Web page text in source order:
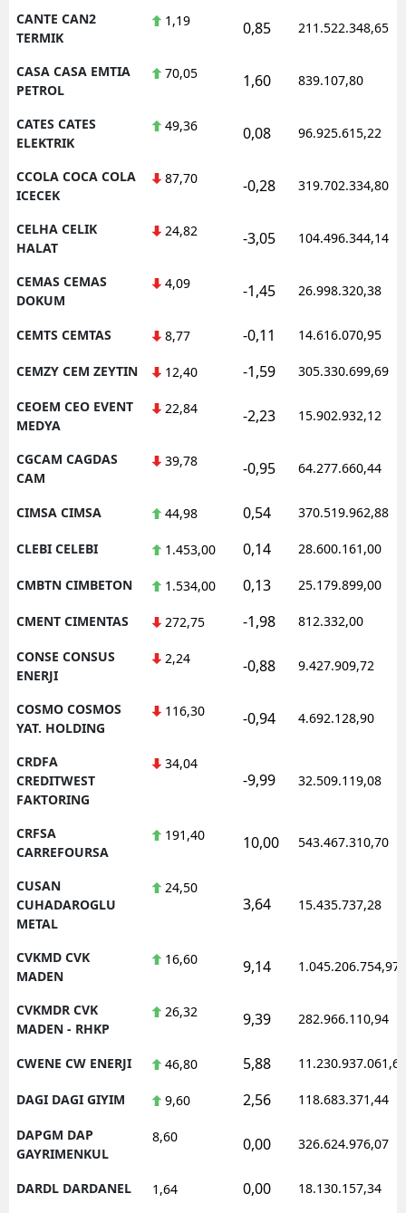
CANTE CAN2
TERMIK
1,19 0,85 211.522.348,65
CASA CASA EMTIA
PETROL
70,05 1,60 839.107,80
CATES CATES
ELEKTRIK
49,36 0,08 96.925.615,22
CCOLA COCA COLA
ICECEK
87,70 -0,28 319.702.334,80
CELHA CELIK
HALAT
24,82 -3,05 104.496.344,14
CEMAS CEMAS
DOKUM
4,09 -1,45 26.998.320,38
CEMTS CEMTAS 8,77 -0,11 14.616.070,95
CEMZY CEM ZEYTIN 12,40 -1,59 305.330.699,69
CEOEM CEO EVENT
MEDYA
22,84 -2,23 15.902.932,12
CGCAM CAGDAS
CAM
39,78 -0,95 64.277.660,44
CIMSA CIMSA 44,98 0,54 370.519.962,88
CLEBI CELEBI 1.453,00 0,14 28.600.161,00
CMBTN CIMBETON 1.534,00 0,13 25.179.899,00
CMENT CIMENTAS 272,75 -1,98 812.332,00
CONSE CONSUS
ENERJI
2,24 -0,88 9.427.909,72
COSMO COSMOS
YAT. HOLDING
116,30 -0,94 4.692.128,90
CRDFA
CREDITWEST
FAKTORING
34,04
-9,99 32.509.119,08
CRFSA
CARREFOURSA
191,40 10,00 543.467.310,70
CUSAN
CUHADAROGLU
METAL
24,50
3,64 15.435.737,28
CVKMD CVK
MADEN
16,60 9,14 1.045.206.754,97
CVKMDR CVK
MADEN - RHKP
26,32 9,39 282.966.110,94
CWENE CW ENERJI 46,80 5,88 11.230.937.061,62
DAGI DAGI GIYIM 9,60 2,56 118.683.371,44
DAPGM DAP
GAYRIMENKUL
8,60 0,00 326.624.976,07
DARDL DARDANEL 1,64 0,00 18.130.157,34